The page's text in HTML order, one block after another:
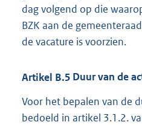
dag volgend op die
BZK aan de
de vacature is voorzien.
Artikel B.5 Duur van de
Voor het bepalen van de
bedoeld in artikel 3.1.2.